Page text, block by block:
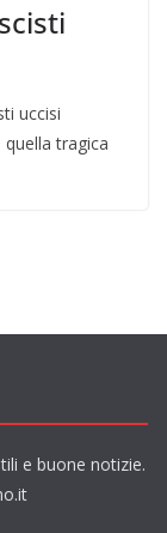
uccisi
quella tragica
e buone notizie.